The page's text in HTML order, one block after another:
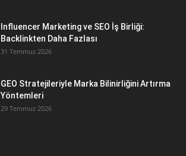
Influencer Marketing ve SEO İş Birliği:
Backlinkten Daha Fazlası
31 Temmuz 2026
GEO Stratejileriyle Marka Bilinirliğini Artırma
Yöntemleri
29 Temmuz 2026